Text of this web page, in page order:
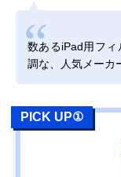
数あるiPad用フ
調な、人気メーカ
PICK UP①